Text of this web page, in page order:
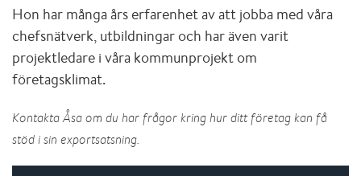
Hon har många års erfarenhet av att jobba med våra
chefsnätverk, utbildningar och har även varit
projektledare i våra kommunprojekt om
företagsklimat.
Kontakta Åsa om du har frågor kring hur ditt företag kan få
stöd i sin exportsatsning.